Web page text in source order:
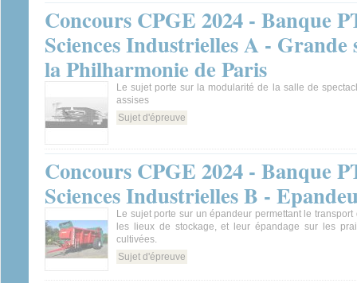
Concours CPGE 2024 - Banque
Sciences Industrielles A - Grande
la Philharmonie de Paris
Le sujet porte sur la modularité de la salle de
assises
Sujet d'épreuve
Concours CPGE 2024 - Banque
Sciences Industrielles B -
Le sujet porte sur un épandeur permettant le
les lieux de stockage, et leur épandage sur les
cultivées.
Sujet d'épreuve